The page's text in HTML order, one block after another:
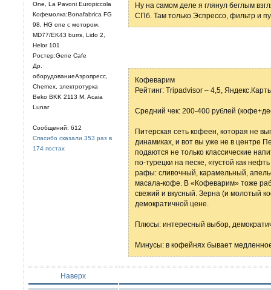
One, La Pavoni Europiccola
Кофемолка:Bonafabrica FG
98, HG one с мотором,
MD77/EK43 burrs, Lido 2,
Helor 101
Ростер:Gene Cafe
Др.
оборудованиеАэропресс,
Chemex, электротурка
Beko BKK 2113 M, Acaia
Lunar
Сообщений: 612
Спасибо сказали 353 раз в
174 постах
Ну на самом деле я глянул беглым
СПб. Там только Эспрессо, фильтр и
Кофеварим
Рейтинг: Tripadvisor – 4,5,
Средний чек: 200-400 рублей
Питерская сеть кофеен, которая не
динамиках, и вот вы уже не в центре
подаются не только классические
по-турецки на песке, «густой как
рафы: сливочный, карамельный,
масала-кофе. В «Кофеварим» тоже
свежий и вкусный. Зерна (и молотый
демократичной цене.
Плюсы: интересный выбор,
Минусы: в кофейнях бывает
Наверх